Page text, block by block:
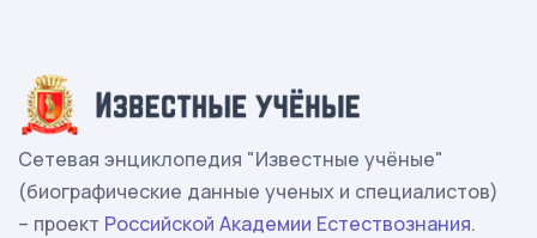
Сетевая энциклопедия "Известные учёные"
(биографические данные ученых и специалистов)
– проект Российской Академии Естествознания.